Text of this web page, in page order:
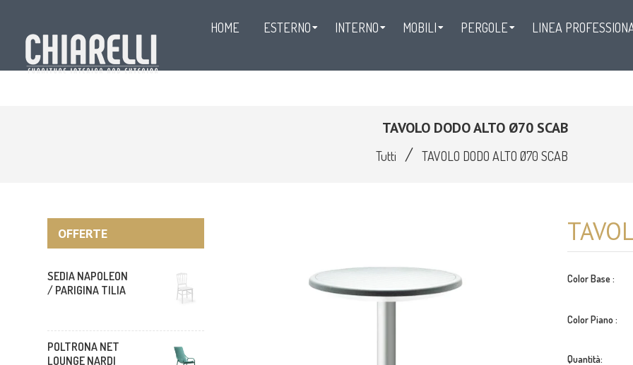
HOME ESTERNO INTERNO MOBILI PERGOLE LINEA
TAVOLO DODO ALTO Ø70 SCAB
Tutti / TAVOLO DODO ALTO Ø70 SCAB
OFFERTE
SEDIA NAPOLEON
/ PARIGINA TILIA
POLTRONA NET
LOUNGE NARDI
Color Base :
Color Piano :
Quantità: